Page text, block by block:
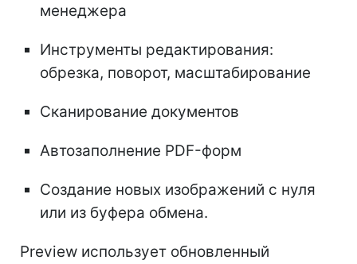
менеджера
Инструменты редактирования:
обрезка, поворот, масштабирование
Сканирование документов
Автозаполнение PDF-форм
Создание новых изображений с нуля
или из буфера обмена.
Preview использует обновленный